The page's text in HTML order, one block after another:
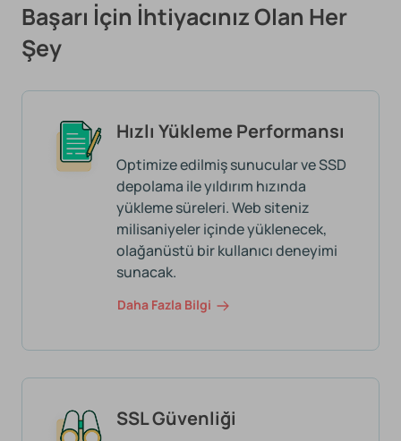
Başarı İçin İhtiyacınız Olan Her
Şey
Hızlı Yükleme Performansı
Optimize edilmiş sunucular ve SSD
depolama ile yıldırım hızında
yükleme süreleri. Web siteniz
milisaniyeler içinde yüklenecek,
olağanüstü bir kullanıcı deneyimi
sunacak.
Daha Fazla Bilgi
SSL Güvenliği